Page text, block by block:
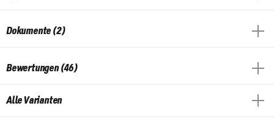
Dokumente (2)
Bewertungen (46)
Alle Varianten